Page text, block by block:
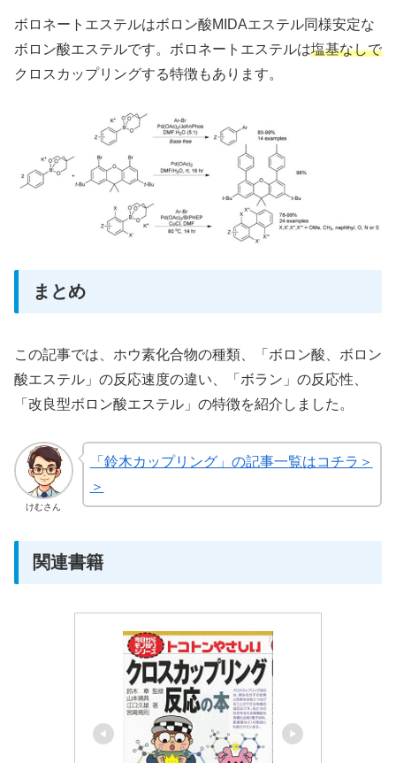
ボロネートエステルはボロン酸MIDAエステル同様安定な
ボロン酸エステルです。ボロネートエステルは塩基なしで
クロスカップリングする特徴もあります。
まとめ
この記事では、ホウ素化合物の種類、「ボロン酸、ボロン
酸エステル」の反応速度の違い、「ボラン」の反応性、
「改良型ボロン酸エステル」の特徴を紹介しました。
けむさん
「鈴木カップリング」の記事一覧はコチラ＞
＞
関連書籍